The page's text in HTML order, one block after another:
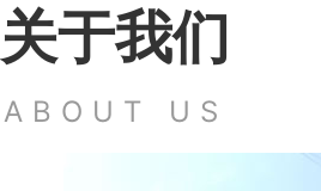
关于我们
ABOUT US